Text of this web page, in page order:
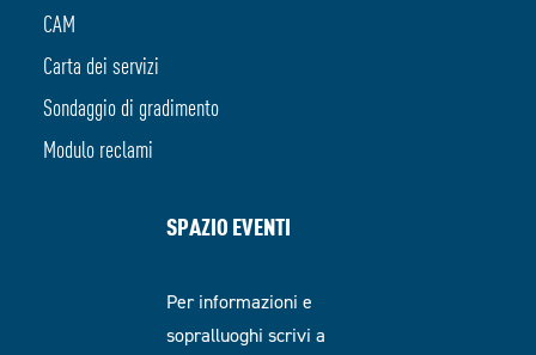
CAM
Carta dei servizi
Sondaggio di gradimento
Modulo reclami
SPAZIO EVENTI
Per informazioni e
sopralluoghi scrivi a